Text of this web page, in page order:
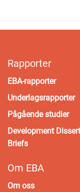
Rapporter
EBA-rapporter
Underlagsrapporter
Pågående studier
Development
Briefs
Om EBA
Om oss